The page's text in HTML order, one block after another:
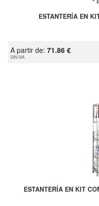
ESTANTERÍA EN
A partir de: 71.86 €
SIN IVA
ESTANTERÍA EN KIT